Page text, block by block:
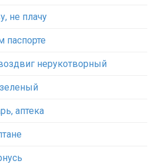
не плачу
паспорте
нерукотворный
аптека